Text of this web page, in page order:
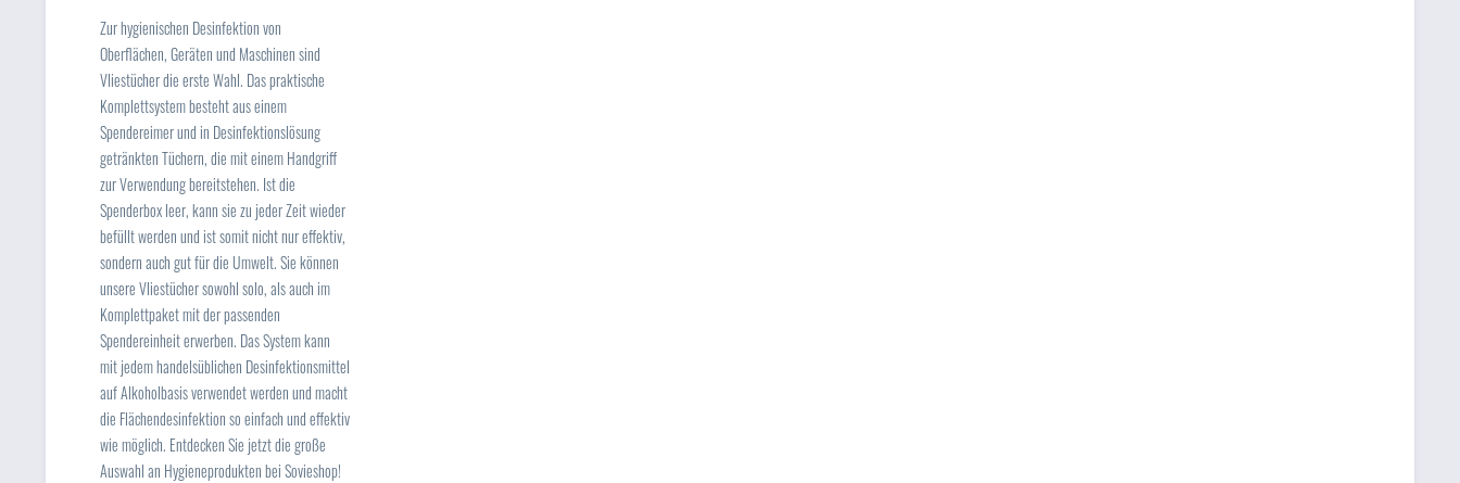
Zur hygienischen Desinfektion von
Oberflächen, Geräten und Maschinen sind
Vliestücher die erste Wahl. Das praktische
Komplettsystem besteht aus einem
Spendereimer und in Desinfektionslösung
getränkten Tüchern, die mit einem Handgriff
zur Verwendung bereitstehen. Ist die
Spenderbox leer, kann sie zu jeder Zeit wieder
befüllt werden und ist somit nicht nur effektiv,
sondern auch gut für die Umwelt. Sie können
unsere Vliestücher sowohl solo, als auch im
Komplettpaket mit der passenden
Spendereinheit erwerben. Das System kann
mit jedem handelsüblichen Desinfektionsmittel
auf Alkoholbasis verwendet werden und macht
die Flächendesinfektion so einfach und effektiv
wie möglich. Entdecken Sie jetzt die große
Auswahl an Hygieneprodukten bei Sovieshop!